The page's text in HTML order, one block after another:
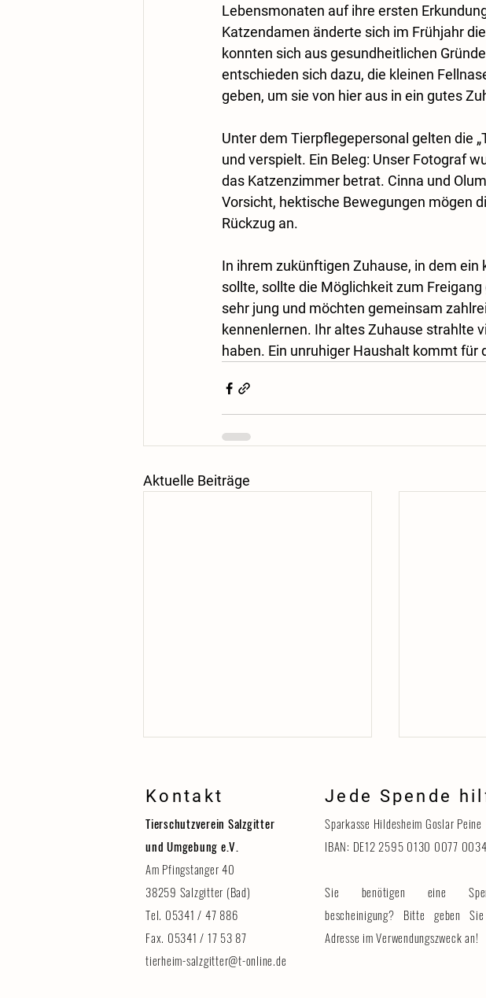
Lebensmonaten auf ihre ersten
Katzendamen änderte sich im Frühjahr
konnten sich aus gesundheitlichen
entschieden sich dazu, die kleinen
geben, um sie von hier aus in ein gutes
Unter dem Tierpflegepersonal gelten die
und verspielt. Ein Beleg: Unser Fotograf
das Katzenzimmer betrat. Cinna und
Vorsicht, hektische Bewegungen mögen
Rückzug an.
In ihrem zukünftigen Zuhause, in dem
sollte, sollte die Möglichkeit zum
sehr jung und möchten gemeinsam
kennenlernen. Ihr altes Zuhause strahlte
haben. Ein unruhiger Haushalt kommt
Aktuelle Beiträge
Erinnerung: Tag der Tiere am 8.
August
Katzenhaus
Besucher
Kontakt
Tierschutzverein Salzgitter
und Umgebung e.V.
Am Pfingstanger 40
38259 Salzgitter (Bad)
Tel. 05341 / 47 886
Fax. 05341 / 17 53 87
tierheim-salzgitter@t-online.de
Jede Spende
Sparkasse Hildesheim Goslar Peine
IBAN: DE12 2595 0130 0077
Sie benötigen eine
bescheinigung? Bitte geben
Adresse im Verwendungszweck an!